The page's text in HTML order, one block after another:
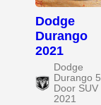
Dodge
Durango
2021
Dodge
Durango 5
Door SUV
2021